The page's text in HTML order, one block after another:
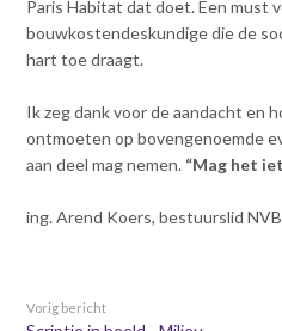
Paris Habitat dat doet. Een must
bouwkostendeskundige die de
hart toe draagt.
Ik zeg dank voor de aandacht en
ontmoeten op bovengenoemde
aan deel mag nemen. “Mag het
ing. Arend Koers, bestuurslid
Vorig bericht